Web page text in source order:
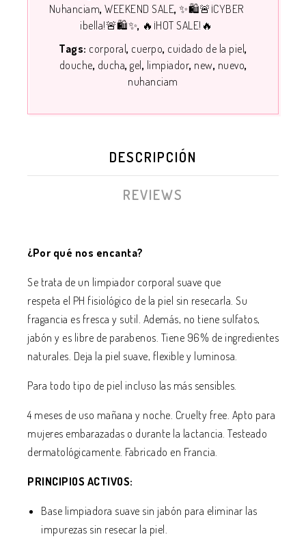
Nuhanciam WEEKEND SALE ✨🛍️🚨¡CYBER
ibella!🚨🛍️✨ 🔥¡HOT SALE!🔥
Tags: corporal cuerpo cuidado de la piel
douche ducha gel limpiador new nuevo
nuhanciam
DESCRIPCIÓN
REVIEWS
¿Por qué nos encanta?
Se trata de un limpiador corporal suave que
respeta el PH fisiológico de la piel sin resecarla. Su
fragancia es fresca y sutil. Además, no tiene sulfatos,
jabón y es libre de parabenos. Tiene 96% de ingredientes
naturales. Deja la piel suave, flexible y luminosa.
Para todo tipo de piel incluso las más sensibles.
4 meses de uso mañana y noche. Cruelty free. Apto para
mujeres embarazadas o durante la lactancia. Testeado
dermatológicamente. Fabricado en Francia.
PRINCIPIOS ACTIVOS:
Base limpiadora suave sin jabón para eliminar las
impurezas sin resecar la piel.